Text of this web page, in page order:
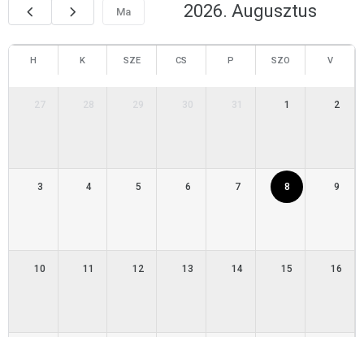
Ma 2026. Augusztus
H K SZE CS P SZO V
27 28 29 30 31 1 2
3 4 5 6 7 8 9
10 11 12 13 14 15 16